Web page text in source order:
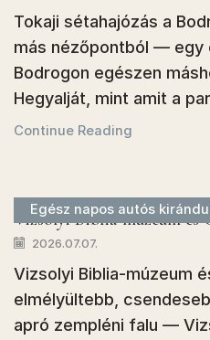
Tokaji sétahajózás a
más nézőpontból — egy
Bodrogon egészen
Hegyalját, mint amit a
Continue Reading
Egész napos autós
Vizsolyi Biblia-múzeum és
2026.07.07.
Vizsolyi Biblia-múzeum
elmélyültebb,
apró zempléni falu —